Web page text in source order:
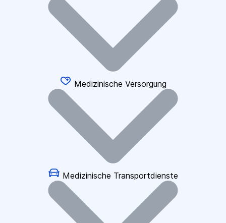
Medizinische Versorgung
Medizinische Transportdienste